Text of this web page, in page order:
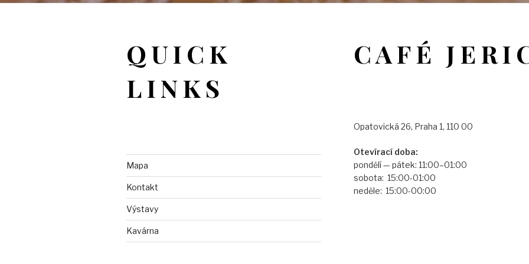
QUICK
LINKS
Mapa
Kontakt
Výstavy
Kavárna
CAFÉ
Opatovická 26, Praha 1, 110 00
Otevírací doba:
pondělí — pátek: 11:00–01:00
sobota: 15:00-01:00
neděle: 15:00-00:00